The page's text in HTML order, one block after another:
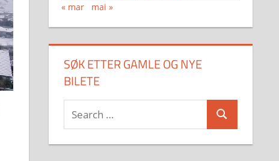
« mar
mai »
SØK ETTER GAMLE OG NYE
BILETE
Search
for:
Search